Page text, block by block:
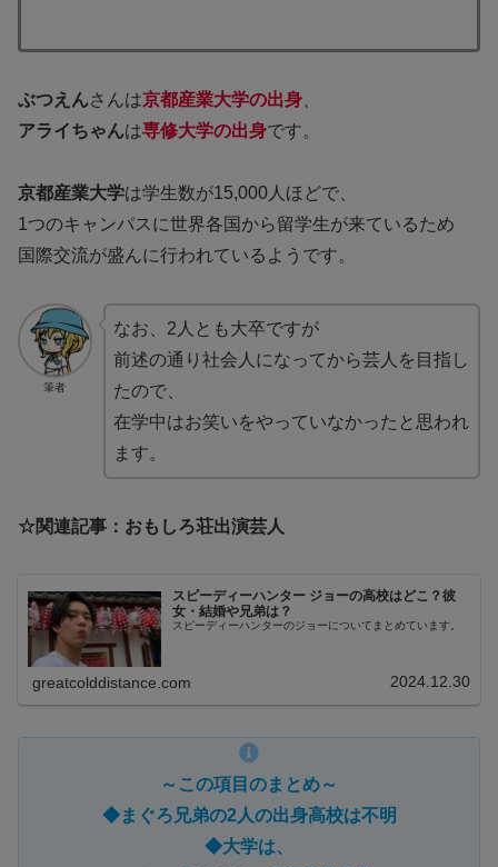
ぶつえんさんは京都産業大学の出身
アライちゃんは専修大学の出身です。
京都産業大学は学生数が15,000人ほどで、
1つのキャンパスに世界各国から留学生が来ているため
国際交流が盛んに行われているようです。
筆者
なお、2人とも大卒ですが
前述の通り社会人になってから芸人を目指し
たので、
在学中はお笑いをやっていなかったと思われ
ます。
☆関連記事：おもしろ荘出演芸人
スピーディーハンター ジョーの高校はどこ？彼
女・結婚や兄弟は？
スピーディーハンターのジョーについてまとめています。
greatcolddistance.com 2024.12.30
～この項目のまとめ～
◆まぐろ兄弟の2人の出身高校は不明
◆大学は、